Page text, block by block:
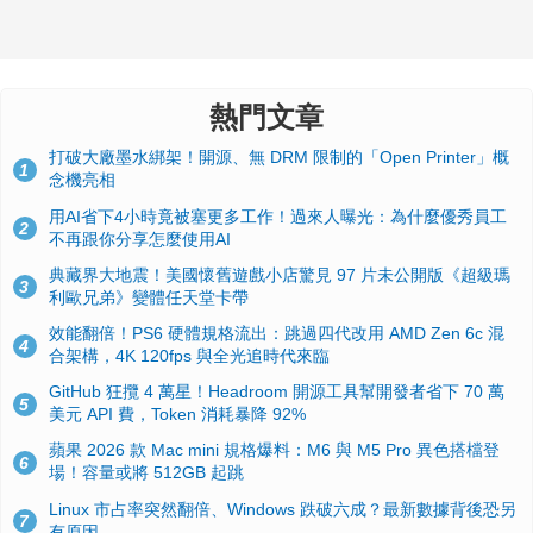
熱門文章
1
打破大廠墨水綁架！開源、無 DRM 限制的「Open Printer」概
念機亮相
2
用AI省下4小時竟被塞更多工作！過來人曝光：為什麼優秀員工
不再跟你分享怎麼使用AI
3
典藏界大地震！美國懷舊遊戲小店驚見 97 片未公開版《超級瑪
利歐兄弟》變體任天堂卡帶
4
效能翻倍！PS6 硬體規格流出：跳過四代改用 AMD Zen 6c 混
合架構，4K 120fps 與全光追時代來臨
5
GitHub 狂攬 4 萬星！Headroom 開源工具幫開發者省下 70 萬
美元 API 費，Token 消耗暴降 92%
6
蘋果 2026 款 Mac mini 規格爆料：M6 與 M5 Pro 異色搭檔登
場！容量或將 512GB 起跳
7
Linux 市占率突然翻倍、Windows 跌破六成？最新數據背後恐另